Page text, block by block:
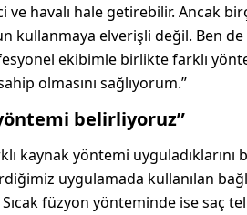
havalı hale getirebilir. Ancak
kullanmaya elverişli değil. Ben
ekibimle birlikte farklı
olmasını sağlıyorum.”
belirliyoruz”
kaynak yöntemi uyguladıklarını
uygulamada kullanılan
füzyon yönteminde ise saç